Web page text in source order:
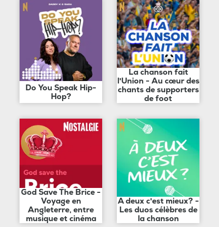
Do You Speak Hip-
Hop?
La chanson fait
l'Union - Au cœur des
chants de supporters
de foot
God Save The Brice -
Voyage en
Angleterre, entre
musique et cinéma
A deux c'est mieux? -
Les duos célèbres de
la chanson